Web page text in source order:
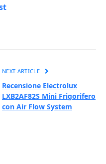
NEXT ARTICLE
Recensione Electrolux
LXB2AF82S Mini Frigorifero
con Air Flow System